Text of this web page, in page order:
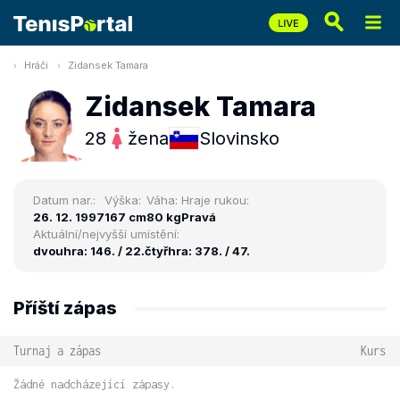
Hráči Zidansek Tamara
Zidansek Tamara
28 žena Slovinsko
Datum nar.:
26. 12. 1997
Výška:
167 cm
Váha:
80 kg
Hraje rukou:
Pravá
Aktuální/nejvyšší umístění:
dvouhra: 146. / 22.čtyřhra: 378. / 47.
Příští zápas
Turnaj a zápas Kurs
Žádné nadcházející zápasy.